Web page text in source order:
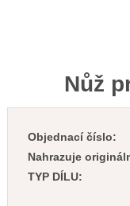
Nůž
Objednací číslo:
Nahrazuje
TYP DÍLU: